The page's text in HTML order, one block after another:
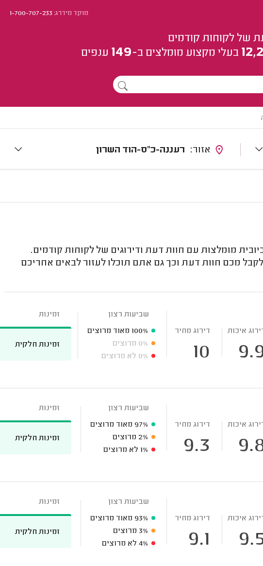
מוקד מידרג:1-700-707-233
של לקוחות קודמים
בעלי מקצוע מומלצים ב-149 ענפים
רעננה-כ"ס-הוד השרון
מומלצות עם חוות דעת ודירוגים של לקוחות קודמים.
מכם חוות דעת וכך גם אתם תוכלו לעזור לבאים אחריכם
איכות דירוג מחיר
10
שביעות רצון
100% מאוד מרוצים
0% מרוצים
0% לא מרוצים
זמינות
זמינות חלקית
איכות דירוג מחיר
9.3
שביעות רצון
97% מאוד מרוצים
2% מרוצים
1% לא מרוצים
זמינות
זמינות חלקית
איכות דירוג מחיר
9.1
שביעות רצון
93% מאוד מרוצים
3% מרוצים
4% לא מרוצים
זמינות
זמינות חלקית